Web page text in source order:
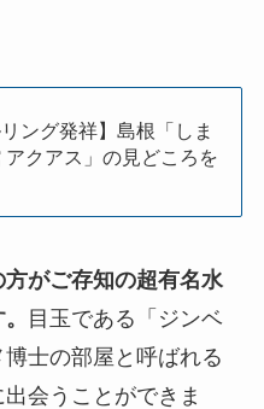
リング発祥】島根「しま
アクアス」の見どころを
がご存知の超有名水
目玉である「ジンベ
士の部屋と呼ばれる
会うことができま